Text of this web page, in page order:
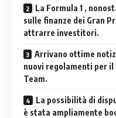
La Formula 1 ,
sulle finanze dei Gran
attrarre investitori.
Arrivano ottime
nuovi regolamenti per
Team.
La possibilità di
è stata ampliamente